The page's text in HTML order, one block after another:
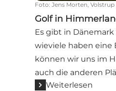
Foto: Jens Morten,
Golf in
Es gibt in
wieviele haben eine
können wir uns im
auch die anderen
Weiterlesen